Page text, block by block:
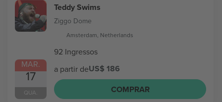
MAR.
17
QUA.
Teddy Swims
Ziggo Dome
Amsterdam, Netherlands
92 Ingressos
a partir deUS$ 186
COMPRAR